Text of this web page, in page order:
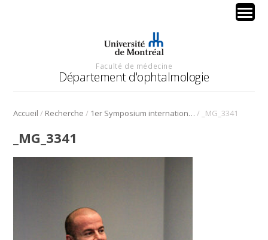
Faculté de médecine
Département d'ophtalmologie
Accueil / Recherche / 1er Symposium international en médecine régénérative de la cornée / _MG_3341
_MG_3341